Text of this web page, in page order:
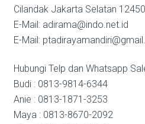
Cilandak Jakarta Selatan
E-Mail: adirama@indo.net.id
E-Mail:
Hubungi Telp dan Whatsapp
Budi : 0813-9814-6344
Anie : 0813-1871-3253
Maya : 0813-8670-2092